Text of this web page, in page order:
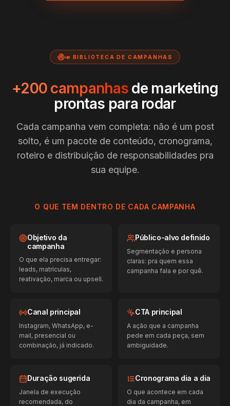
📣 BIBLIOTECA DE CAMPANHAS
+200 campanhas de marketing
prontas para rodar
Cada campanha vem completa: não é um post
solto, é um pacote de conteúdo, cronograma,
roteiro e distribuição de responsabilidades pra
sua equipe.
O QUE TEM DENTRO DE CADA CAMPANHA
Objetivo da
campanha
O que ela precisa entregar:
leads, matrículas,
reativação, marca ou upsell.
Público-alvo definido
Segmentação e persona
claras: pra quem essa
campanha fala e por quê.
Canal principal
Instagram, WhatsApp, e-
mail, presencial ou
combinação, já indicado.
CTA principal
A ação que a campanha
pede em cada peça, sem
ambiguidade.
Duração sugerida
Janela de execução
recomendada, do
Cronograma dia a dia
O que acontece em cada
dia da campanha, em